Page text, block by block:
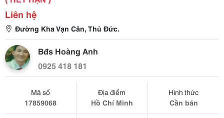
Liên hệ
Đường Kha Vạn Cân, Thủ Đức.
Bđs Hoàng Anh
0925 418 181
Mã số
17859068
Địa điểm
Hồ Chí Minh
Hình thức
Cần bán